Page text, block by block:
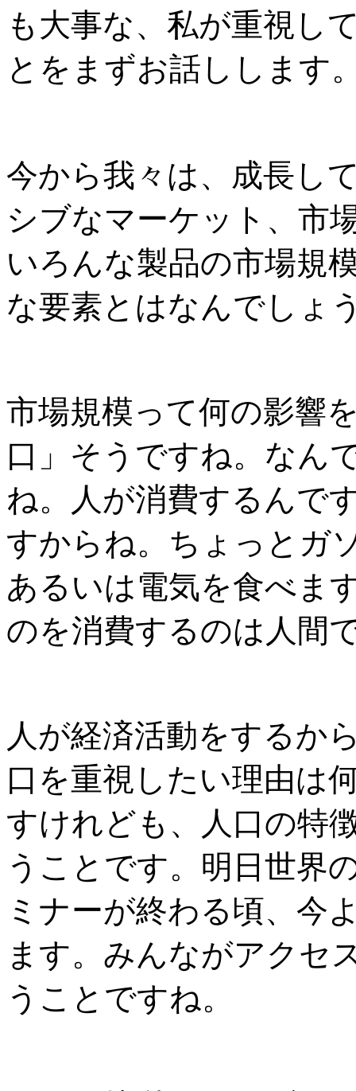
も大事な、私が重視し
とをまずお話しします
今から我々は、成長し
シブなマーケット、市
いろんな製品の市場規
な要素とはなんでしょ
市場規模って何の影響
口」そうですね。なん
ね。人が消費するんで
すからね。ちょっとガ
あるいは電気を食べま
のを消費するのは人間
人が経済活動をするか
口を重視したい理由は
すけれども、人口の特
うことです。明日世界
ミナーが終わる頃、今
ます。みんながアクセ
うことですね。